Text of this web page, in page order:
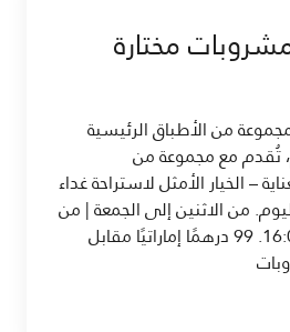
مختارة
من الأطباق الرئيسية
تُقدم مع مجموعة من
– الخيار الأمثل لاستراحة غداء
من الاثنين إلى الجمعة | من
الساعة 12:00 إلى: 16:00. 99 درهمًا إماراتيًا مقابل